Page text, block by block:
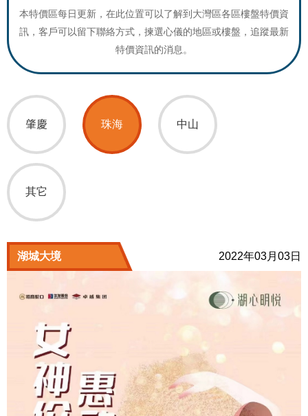
本特價區每日更新，在此位置可以了解到大灣區各區樓盤特價資
訊，客戶可以留下聯絡方式，揀選心儀的地區或樓盤，追蹤最新
特價資訊的消息。
肇慶 珠海 中山
其它
2022年03月03日
湖城大境